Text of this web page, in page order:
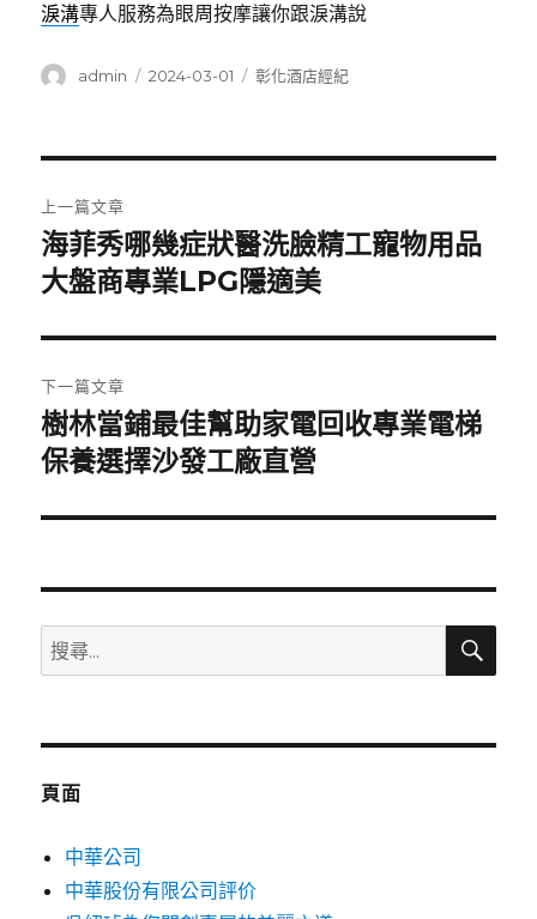
淚溝專人服務為眼周按摩讓你跟淚溝說
作
admin
發
2024-03-01
分
彰化酒店經紀
章
導
覽
上一篇文章
上
一
文
章:
海菲秀哪幾症狀醫洗臉精工寵物用品
大盤商專業LPG隱適美
下一篇文章
下
一
文
樹林當鋪最佳幫助家電回收專業電梯
保養選擇沙發工廠直營
搜
尋
鍵
搜
頁面
中華公司
中華股份有限公司評价